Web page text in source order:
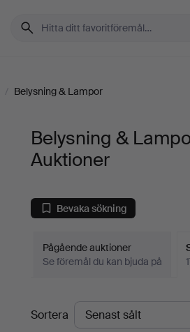
/ Belysning & Lampor
Belysning &
Auktioner
Bevaka sökning
Pågående auktioner
Se föremål du kan bjuda på
Slutpriser
Sortera